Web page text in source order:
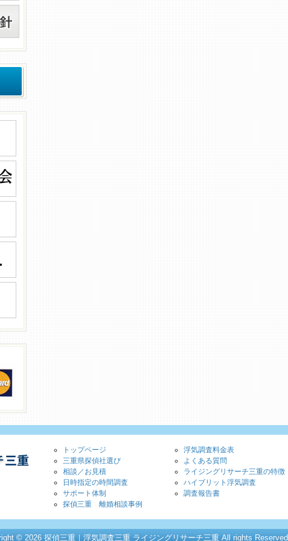
トップページ 浮気調査料金表
三重県探偵社選び
よくある質問
相談／お見積
ライジングリサーチ三重の特徴
日時指定の時間調査
ハイブリット浮気調査
サポート体制
調査報告書
探偵三重 離婚相談事例
© 2026 探偵三重｜浮気調査三重 ライジングリサーチ三重 All rights Reserved.